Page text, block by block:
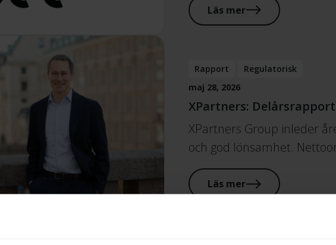
Läs mer
Rapport
Regulatorisk
maj 28, 2026
XPartners:
XPartners Group inleder
och god lönsamhet.
Läs mer